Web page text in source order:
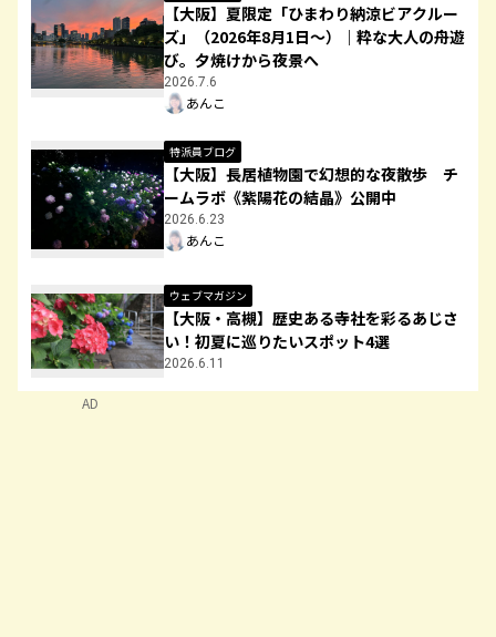
【大阪】夏限定「ひまわり納涼ビアクルー
ズ」（2026年8月1日〜）｜粋な大人の舟遊
び。夕焼けから夜景へ
2026.7.6
あんこ
特派員ブログ
【大阪】長居植物園で幻想的な夜散歩 チ
ームラボ《紫陽花の結晶》公開中
2026.6.23
あんこ
ウェブマガジン
【大阪・高槻】歴史ある寺社を彩るあじさ
い！初夏に巡りたいスポット4選
2026.6.11
AD